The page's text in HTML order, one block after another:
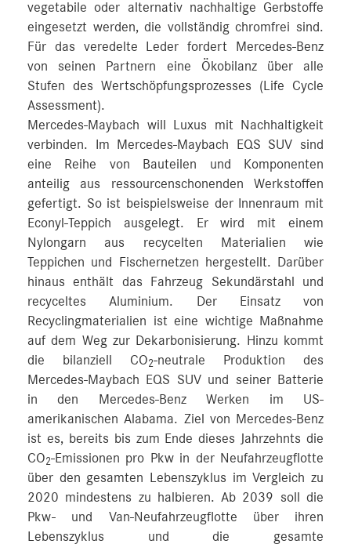
vegetabile oder alternativ nachhaltige Gerbstoffe
eingesetzt werden, die vollständig chromfrei sind.
Für das veredelte Leder fordert Mercedes-Benz
von seinen Partnern eine Ökobilanz über alle
Stufen des Wertschöpfungsprozesses (Life Cycle
Assessment).
Mercedes-Maybach will Luxus mit Nachhaltigkeit
verbinden. Im Mercedes-Maybach EQS SUV sind
eine Reihe von Bauteilen und Komponenten
anteilig aus ressourcenschonenden Werkstoffen
gefertigt. So ist beispielsweise der Innenraum mit
Econyl-Teppich ausgelegt. Er wird mit einem
Nylongarn aus recycelten Materialien wie
Teppichen und Fischernetzen hergestellt. Darüber
hinaus enthält das Fahrzeug Sekundärstahl und
recyceltes Aluminium. Der Einsatz von
Recyclingmaterialien ist eine wichtige Maßnahme
auf dem Weg zur Dekarbonisierung. Hinzu kommt
die bilanziell CO2-neutrale Produktion des
Mercedes-Maybach EQS SUV und seiner Batterie
in den Mercedes-Benz Werken im US-
amerikanischen Alabama. Ziel von Mercedes-Benz
ist es, bereits bis zum Ende dieses Jahrzehnts die
CO2-Emissionen pro Pkw in der Neufahrzeugflotte
über den gesamten Lebenszyklus im Vergleich zu
2020 mindestens zu halbieren. Ab 2039 soll die
Pkw- und Van-Neufahrzeugflotte über ihren
Lebenszyklus und die gesamte